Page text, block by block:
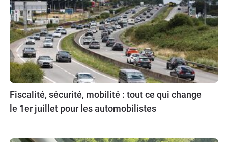
Fiscalité, sécurité, mobilité : tout ce qui change
le 1er juillet pour les automobilistes